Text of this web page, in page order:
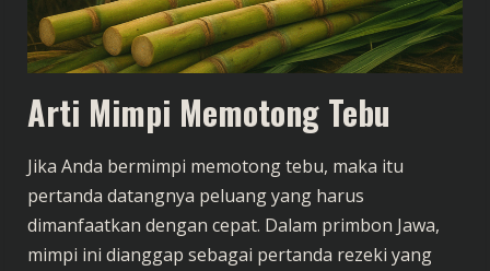
Arti Mimpi Memotong Tebu
Jika Anda bermimpi memotong tebu, maka itu
pertanda datangnya peluang yang harus
dimanfaatkan dengan cepat. Dalam primbon Jawa,
mimpi ini dianggap sebagai pertanda rezeki yang